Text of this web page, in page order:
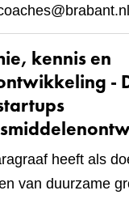
kennis en
-
heeft als
van duurzame